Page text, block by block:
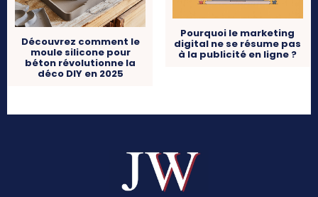
Découvrez comment le
moule silicone pour
béton révolutionne la
déco DIY en 2025
Pourquoi le marketing
digital ne se résume pas
à la publicité en ligne ?